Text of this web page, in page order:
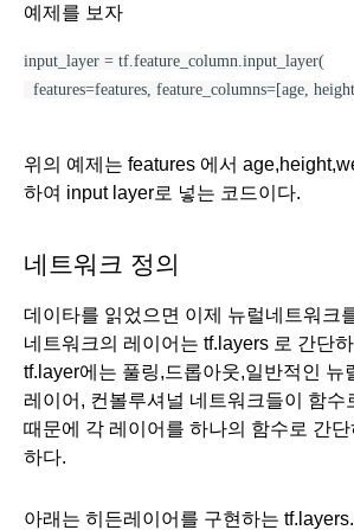
예제를 보자
input_layer = tf.feature_column.input_layer(
features=features, feature_columns=[age,
위의 예제는 features 에서
하여 input layer로 넣는 코드이다.
네트워크 정의
데이타를 읽었으면 이제 뉴럴네트워크
네트워크의 레이어는 tf.layers 로 간단
tf.layer에는 풀링,드롭아웃,일반적인 뉴
레이어, 컨볼루셔널 네트워크들이 함수
때문에 각 레이어를 하나의 함수로 간
하다.
아래는 히든레이어를 구현하는